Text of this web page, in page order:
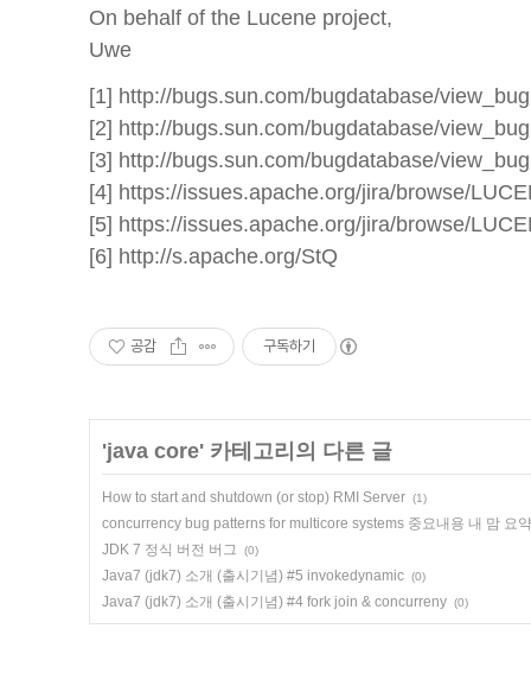
On behalf of the Lucene project,
Uwe
[1] http://bugs.sun.com/bugdatabase/
[2] http://bugs.sun.com/bugdatabase/
[3] http://bugs.sun.com/bugdatabase/
[4] https://issues.apache.org/jira/browse/
[5] https://issues.apache.org/jira/browse/
[6] http://s.apache.org/StQ
공감 구독하기
'java core' 카테고리의 다른 글
How to start and shutdown (or stop) RMI Server (1)
concurrency bug patterns for multicore systems 중요내용 내 맘 요약
JDK 7 정식 버전 버그
(0)
Java7 (jdk7) 소개 (출시기념) #5 invokedynamic (0)
Java7 (jdk7) 소개 (출시기념) #4 fork join & concurreny (0)